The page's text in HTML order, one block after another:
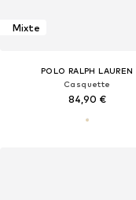
Mixte
POLO RALPH LAUREN
Casquette
84,90 €